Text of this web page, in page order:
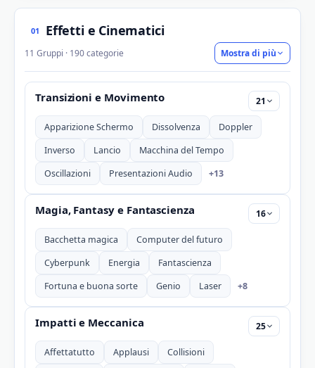
01 Effetti e Cinematici
11 Gruppi · 190 categorie Mostra di più
Transizioni e Movimento
Apparizione Schermo Dissolvenza
Doppler
Inverso
Lancio
Macchina del Tempo
Oscillazioni
Presentazioni Audio +13
21
Magia, Fantasy e Fantascienza
Bacchetta magica
Computer del futuro
Cyberpunk
Energia
Fantascienza
Fortuna e buona sorte
Genio Laser +8
16
Impatti e Meccanica
Affettatutto Applausi
Collisioni
25